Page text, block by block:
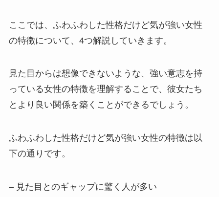
ここでは、ふわふわした性格だけど気が強い女性
の特徴について、4つ解説していきます。
見た目からは想像できないような、強い意志を持
っている女性の特徴を理解することで、彼女たち
とより良い関係を築くことができるでしょう。
ふわふわした性格だけど気が強い女性の特徴は以
下の通りです。
– 見た目とのギャップに驚く人が多い